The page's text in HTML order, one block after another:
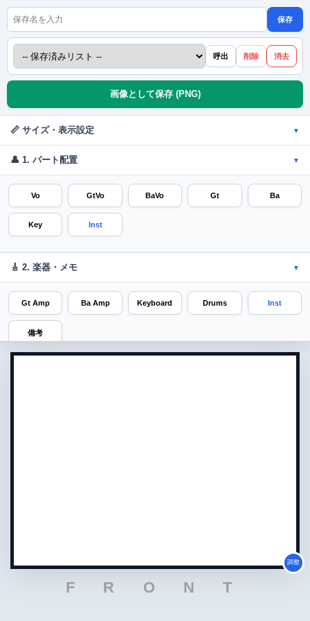
保存
呼出 削除 消去
画像として保存 (PNG)
📏 サイズ・表示設定 ▼
👤 1. パート配置 ▼
Vo GtVo BaVo Gt Ba
Key Inst
🎸 2. 楽器・メモ ▼
Gt Amp Ba Amp Keyboard Drums Inst
備考
F R O N T
調整